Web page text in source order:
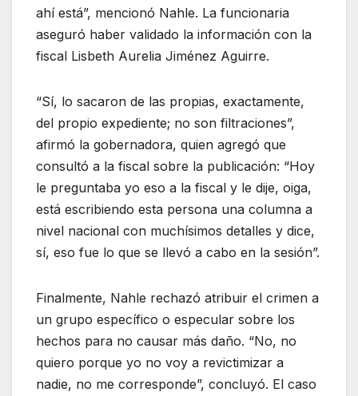
ahí está”, mencionó Nahle. La funcionaria
aseguró haber validado la información con la
fiscal Lisbeth Aurelia Jiménez Aguirre.
“Sí, lo sacaron de las propias, exactamente,
del propio expediente; no son filtraciones”,
afirmó la gobernadora, quien agregó que
consultó a la fiscal sobre la publicación: “Hoy
le preguntaba yo eso a la fiscal y le dije, oiga,
está escribiendo esta persona una columna a
nivel nacional con muchísimos detalles y dice,
sí, eso fue lo que se llevó a cabo en la sesión”.
Finalmente, Nahle rechazó atribuir el crimen a
un grupo específico o especular sobre los
hechos para no causar más daño. “No, no
quiero porque yo no voy a revictimizar a
nadie, no me corresponde”, concluyó. El caso